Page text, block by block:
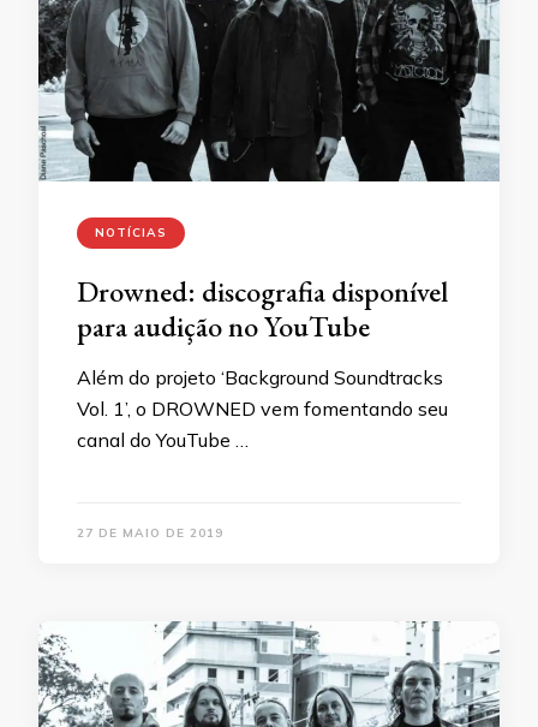
NOTÍCIAS
Drowned: discografia disponível
para audição no YouTube
Além do projeto ‘Background Soundtracks
Vol. 1’, o DROWNED vem fomentando seu
canal do YouTube …
27 DE MAIO DE 2019